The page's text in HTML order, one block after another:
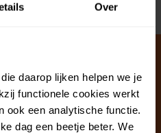
Over
daarop lijken helpen we je
functionele cookies werkt
ook een analytische functie.
dag een beetje beter. We
& FAQ
u klaar.